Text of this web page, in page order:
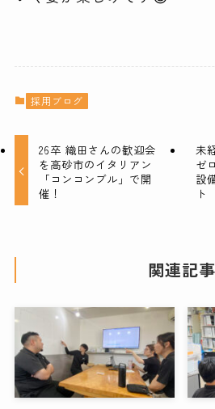
採用ブログ
26卒 織田さんの歓迎会
を高砂市のイタリアン
「コンコンブル」で開
催！
未
ゼ
設
ト
関連記事